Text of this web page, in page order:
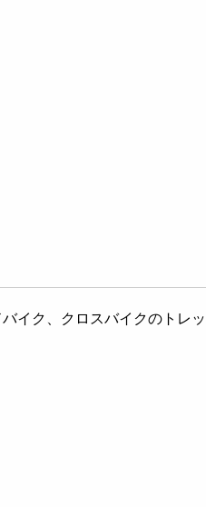
イク、クロスバイクのトレ